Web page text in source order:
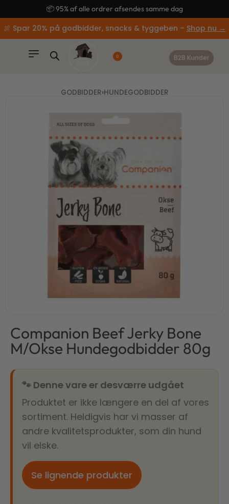
🚚 Gratis fragt ved køb over 499,-
🍖 Spar 20% på godbidder, snacks & tyggeben – Shop nu →
0 B2B Kunder
GODBIDDER›HUNDEGODBIDDER
Companion Beef Jerky Bone
M/Okse Hundegodbidder 80g
🐾 Denne vare er desværre udgået
Produktet er ikke længere en del af vores
sortiment. Heldigvis har vi masser af
andre kvalitetsprodukter, som din hund
vil elske.
Se lignende produkter